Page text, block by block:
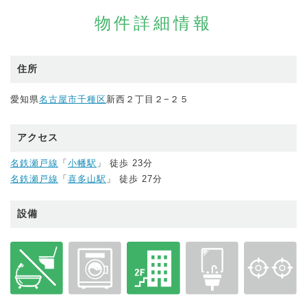
物件詳細情報
住所
愛知県名古屋市千種区新西２丁目２−２５
アクセス
名鉄瀬戸線 「 小幡駅 」 徒歩 23分
名鉄瀬戸線 「 喜多山駅 」 徒歩 27分
設備